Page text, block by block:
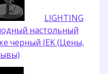
LIGHTING
настольный
черный IEK (Цены,